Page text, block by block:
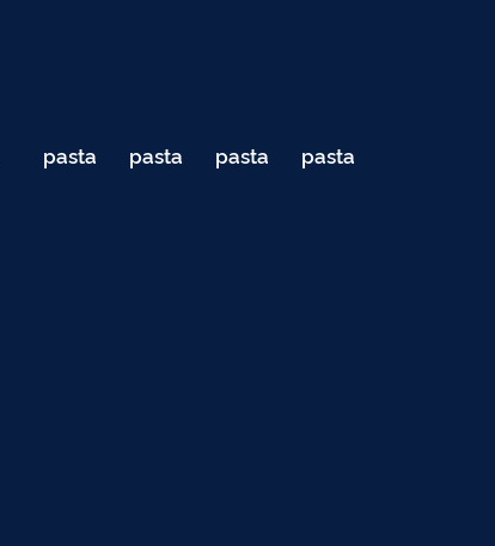
pasta
de
pasta
de
pasta
de
pasta
de